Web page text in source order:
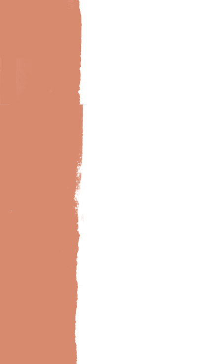
Bild-Brillux_0032_BX_Designb-Holz-200-4
Bild-Brillux_0020_BX_Kaminzimmer-weiss-rot_v2 Kopie